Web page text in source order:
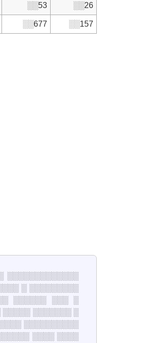
░░53 ░░26
░░677 ░░157
░░░░░░░░░░░░░
░ ░░░░░░░░░
░░░░░░ ░░░ ░
░░░░░░░ ░
░░░░░░░░░░
░░░░ ░░░░